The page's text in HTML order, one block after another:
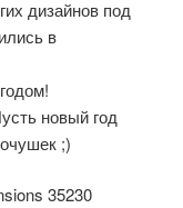
дизайнов под
в
новый год
;)
35230